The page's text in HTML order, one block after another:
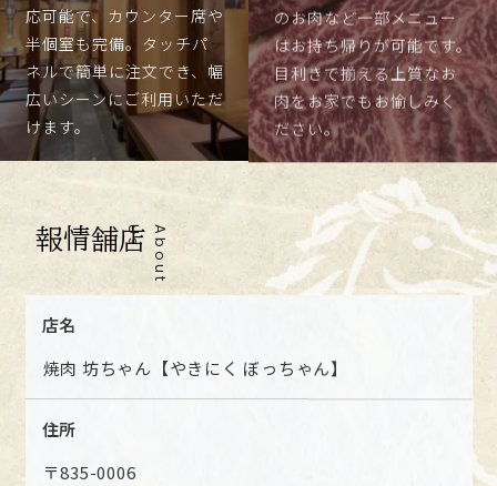
応可能で、カウンター席や
半個室も完備。タッチパ
ネルで簡単に注文でき、幅
広いシーンにご利用いただ
けます。
のお肉など一部メニュー
はお持ち帰りが可能です。
目利きで揃える上質なお
肉をお家でもお愉しみく
ださい。
店舗情報 A
b
o
u
t
U
s
店名
焼肉 坊ちゃん【やきにく ぼっちゃん】
住所
〒835-0006